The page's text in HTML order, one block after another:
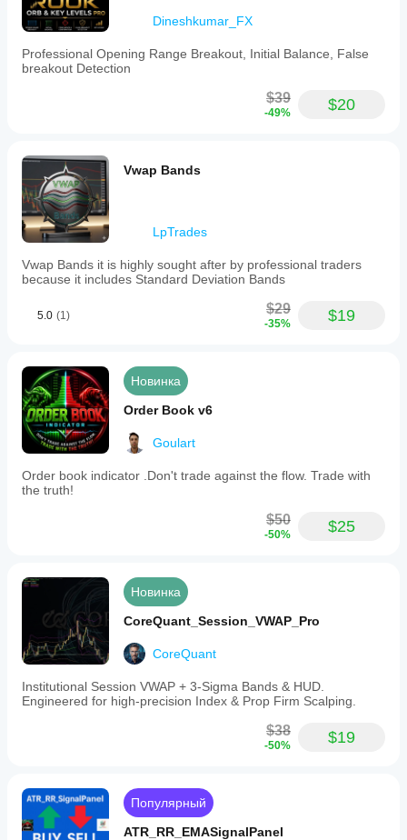
Dineshkumar_FX
Professional Opening Range Breakout, Initial Balance, False
breakout Detection
$39
-49% $20
Vwap Bands
LpTrades
Vwap Bands it is highly sought after by professional traders
because it includes Standard Deviation Bands
5.0 (1) $29
-35% $19
Новинка
Order Book v6
Goulart
Order book indicator .Don't trade against the flow. Trade with
the truth!
$50
-50% $25
Новинка
CoreQuant_Session_VWAP_Pro
CoreQuant
Institutional Session VWAP + 3-Sigma Bands & HUD.
Engineered for high-precision Index & Prop Firm Scalping.
$38
-50% $19
Популярный
ATR_RR_EMASignalPanel